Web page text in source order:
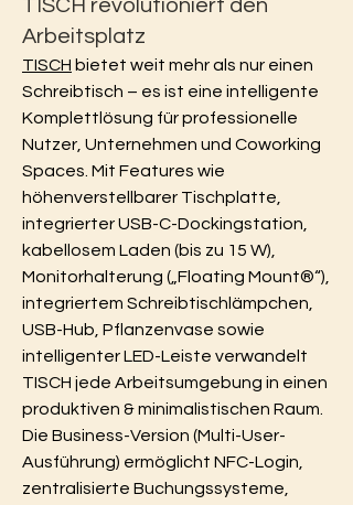
TISCH revolutioniert den
Arbeitsplatz
TISCH bietet weit mehr als nur einen
Schreibtisch – es ist eine intelligente
Komplettlösung für professionelle
Nutzer, Unternehmen und Coworking
Spaces. Mit Features wie
höhenverstellbarer Tischplatte,
integrierter USB-C-Dockingstation,
kabellosem Laden (bis zu 15 W),
Monitorhalterung („Floating Mount®“),
integriertem Schreibtischlämpchen,
USB-Hub, Pflanzenvase sowie
intelligenter LED-Leiste verwandelt
TISCH jede Arbeitsumgebung in einen
produktiven & minimalistischen Raum.
Die Business-Version (Multi-User-
Ausführung) ermöglicht NFC-Login,
zentralisierte Buchungssysteme,